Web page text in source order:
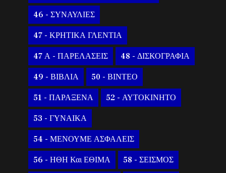
46 - ΣΥΝΑΥΛΙΕΣ
47 - ΚΡΗΤΙΚΑ ΓΛΕΝΤΙΑ
47 Α - ΠΑΡΕΛΑΣΕΙΣ 48 - ΔΙΣΚΟΓΡΑΦΙΑ
49 - ΒΙΒΛΙΑ 50 - ΒΙΝΤΕΟ
51 - ΠΑΡΑΞΕΝΑ 52 - ΑΥΤΟΚΙΝΗΤΟ
53 - ΓΥΝΑΙΚΑ
54 - ΜΕΝΟΥΜΕ ΑΣΦΑΛΕΙΣ
56 - ΗΘΗ Και ΕΘΙΜΑ 58 - ΣΕΙΣΜΟΣ